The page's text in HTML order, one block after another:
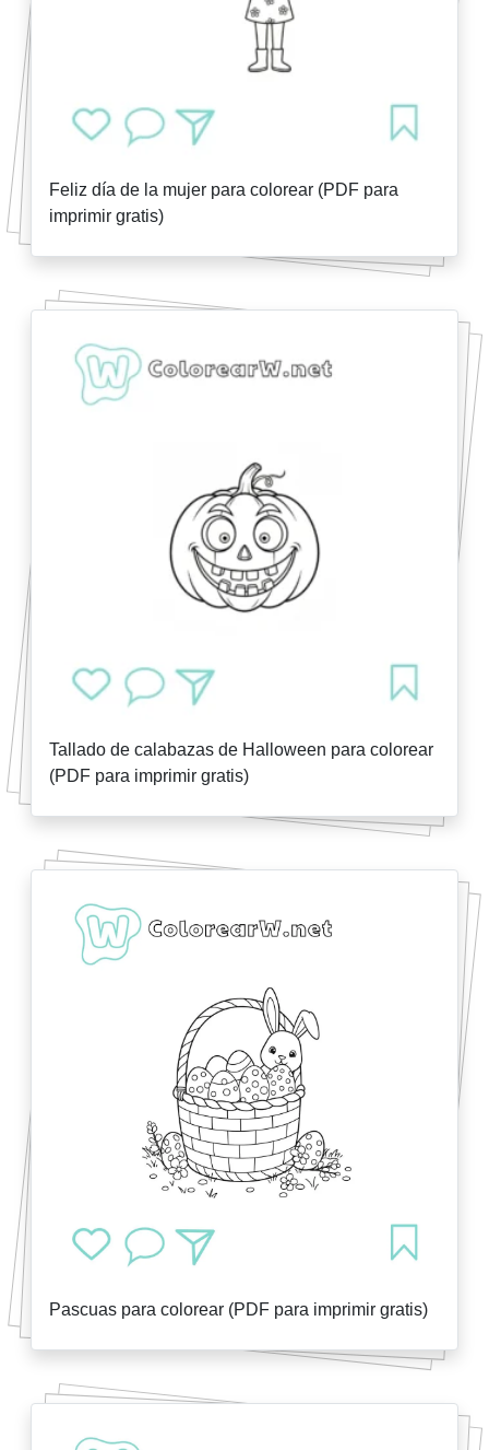
Feliz día de la mujer para colorear (PDF para
imprimir gratis)
Tallado de calabazas de Halloween para colorear
(PDF para imprimir gratis)
Pascuas para colorear (PDF para imprimir gratis)